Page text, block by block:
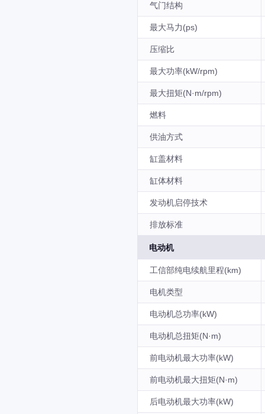
气门结构
最大马力(ps)
压缩比
最大功率(kW/rpm)
最大扭矩(N·m/rpm)
燃料
供油方式
缸盖材料
缸体材料
发动机启停技术
排放标准
电动机
工信部纯电续航里程(km)
电机类型
电动机总功率(kW)
电动机总扭矩(N·m)
前电动机最大功率(kW)
前电动机最大扭矩(N·m)
后电动机最大功率(kW)